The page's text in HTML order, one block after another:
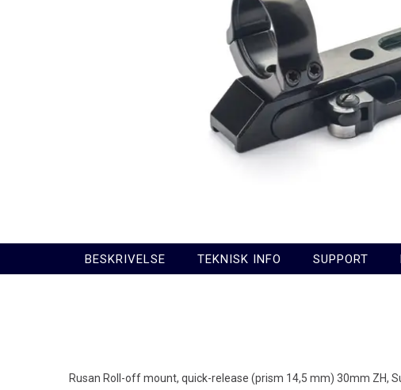
BESKRIVELSE TEKNISK INFO SUPPORT
Rusan Roll-off mount, quick-release (prism 14,5 mm) 30mm ZH,